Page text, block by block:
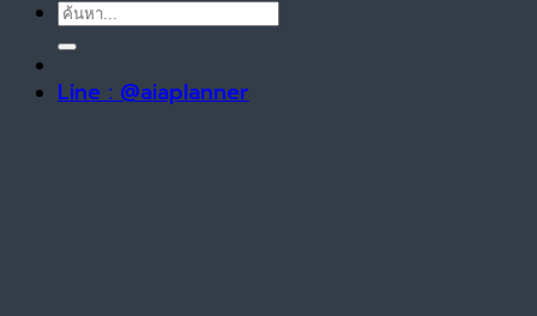
Line : @aiaplanner